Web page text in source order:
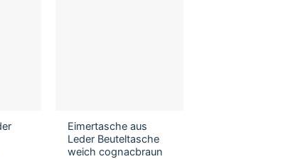
Eimertasche aus
Leder Beuteltasche
weich cognacbraun